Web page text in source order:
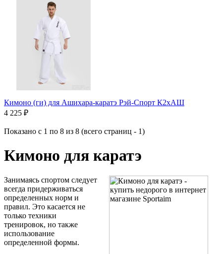
Кимоно (ги) для Ашихара-каратэ Рэй-Спорт К2хАШ
4 225 ₽
Показано с 1 по 8 из 8 (всего страниц - 1)
Кимоно для каратэ
Занимаясь спортом следует
всегда придерживаться
определенных норм и
правил. Это касается не
только техники
тренировок, но также
использование
определенной формы.